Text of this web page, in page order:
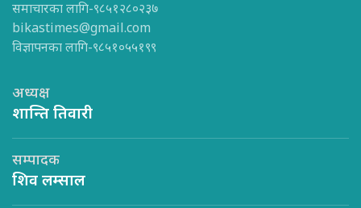
समाचारका लागि-९८५१२८०२३७
bikastimes@gmail.com
विज्ञापनका लागि-९८५१०५५१९९
अध्यक्ष
शान्ति तिवारी
सम्पादक
शिव लम्साल